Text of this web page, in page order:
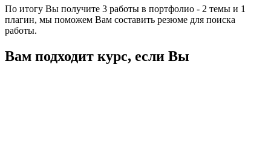
По итогу Вы получите 3 работы в портфолио - 2 темы и 1
плагин, мы поможем Вам составить резюме для поиска
работы.
Вам подходит курс, если Вы